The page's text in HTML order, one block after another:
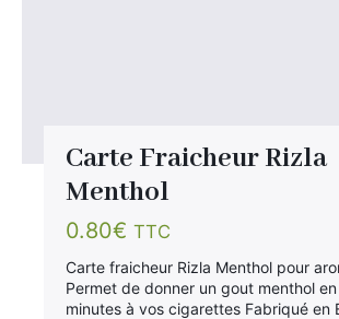
Carte Fraicheur Rizla
Menthol
0.80€ TTC
Carte fraicheur Rizla Menthol pour
Permet de donner un gout menthol
minutes à vos cigarettes Fabriqué en